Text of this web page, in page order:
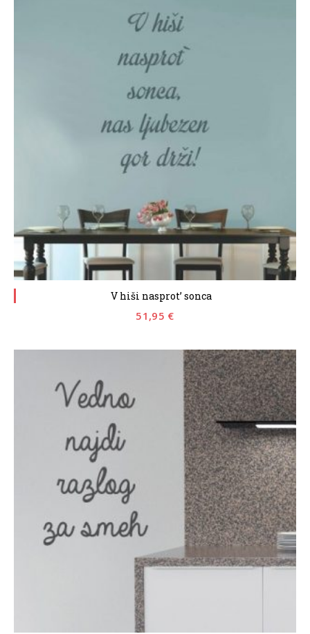
V hiši nasprot’ sonca
51,95 €